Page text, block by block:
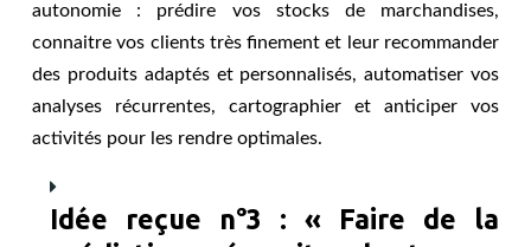
autonomie : prédire vos stocks de marchandises,
connaitre vos clients très finement et leur recommander
des produits adaptés et personnalisés, automatiser vos
analyses récurrentes, cartographier et anticiper vos
activités pour les rendre optimales.
Idée reçue n°3 : « Faire de la